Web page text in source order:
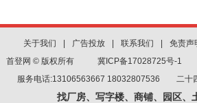
关于我们 广告投放 联系我们 免责声
首登网 © 版权所有
冀ICP备17028725号-1
服务电话:13106563667 18032807536 二十
找厂房、写字楼、商铺、园区、